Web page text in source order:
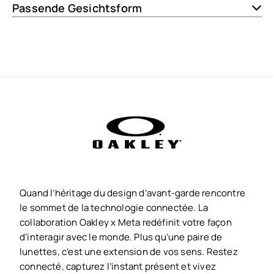
Passende Gesichtsform
Quand l’héritage du design d’avant-garde rencontre
le sommet de la technologie connectée. La
collaboration Oakley x Meta redéfinit votre façon
d’interagir avec le monde. Plus qu’une paire de
lunettes, c’est une extension de vos sens. Restez
connecté, capturez l’instant présent et vivez